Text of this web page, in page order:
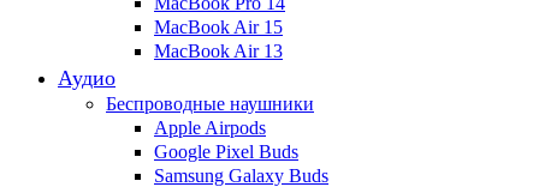
MacBook Air 15
MacBook Air 13
Аудио
Беспроводные наушники
Apple Airpods
Google Pixel Buds
Samsung Galaxy Buds